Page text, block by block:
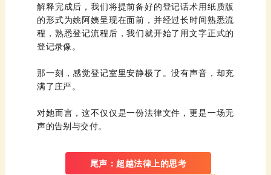
登记录像。
满了庄严。
声的告别与交付。
尾声：超越法律上的思考